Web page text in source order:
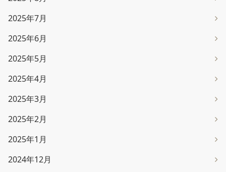
2025年7月
2025年6月
2025年5月
2025年4月
2025年3月
2025年2月
2025年1月
2024年12月